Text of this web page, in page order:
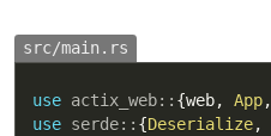
src/main.rs
use actix_web:: {web, App,
use serde:: {Deserialize,